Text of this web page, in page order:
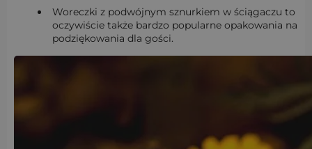
Woreczki z podwójnym sznurkiem w ściągaczu to
oczywiście także bardzo popularne opakowania na
podziękowania dla gości.